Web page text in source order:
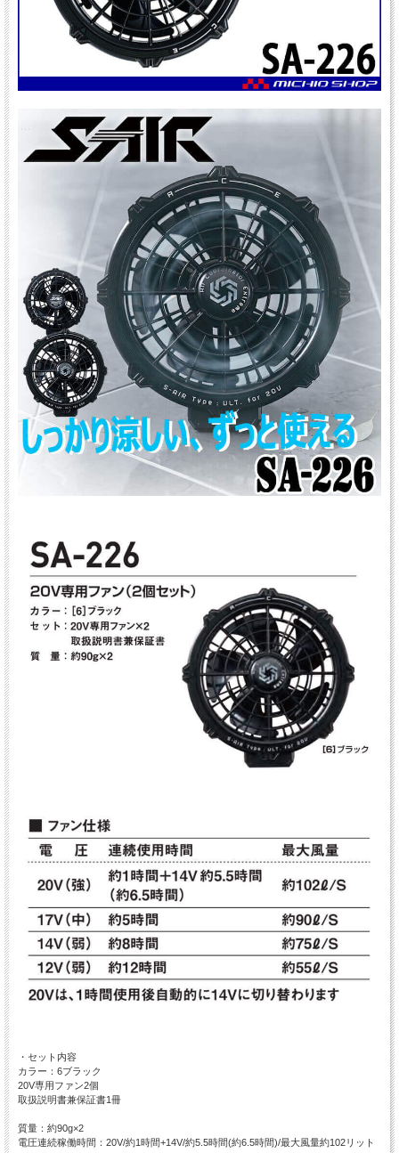
・セット内容
カラー：6ブラック
20V専用ファン2個
取扱説明書兼保証書1冊
質量：約90g×2
電圧連続稼働時間：20V/約1時間+14V/約5.5時間(約6.5時間)/最大風量約102リット